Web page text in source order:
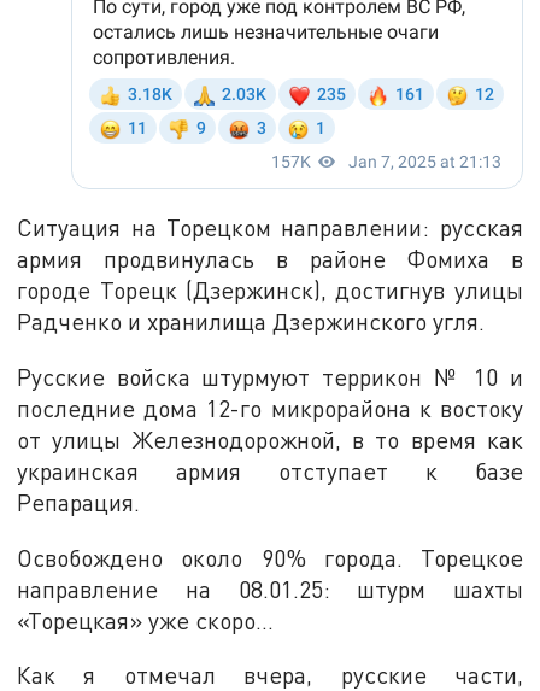
Ситуация на Торецком направлении: русская
армия продвинулась в районе Фомиха в
городе Торецк (Дзержинск), достигнув улицы
Радченко и хранилища Дзержинского угля.
Русские войска штурмуют террикон № 10 и
последние дома 12-го микрорайона к востоку
от улицы Железнодорожной, в то время как
украинская армия отступает к базе
Репарация.
Освобождено около 90% города. Торецкое
направление на 08.01.25: штурм шахты
«Торецкая» уже скоро...
Как я отмечал вчера, русские части,